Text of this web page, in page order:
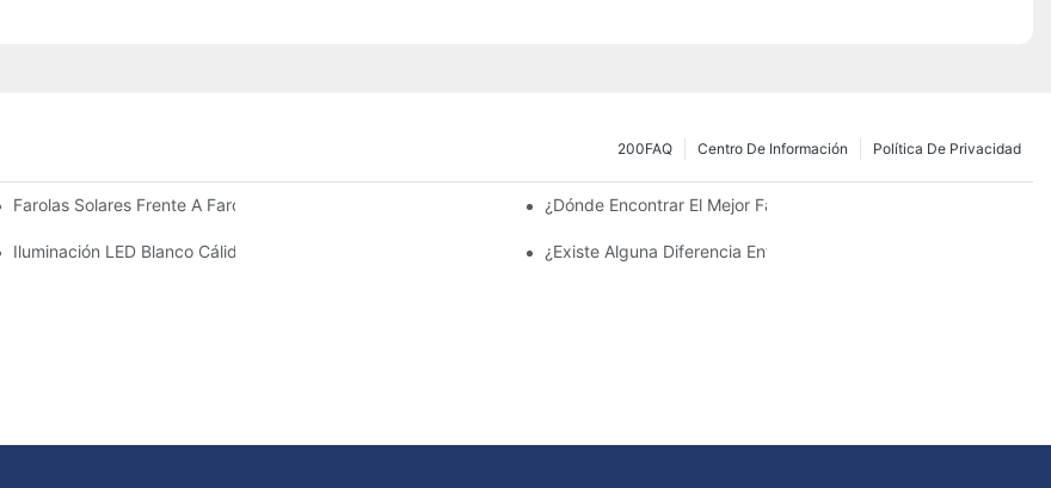
Política De Privacidad
Centro De Información
200FAQ
Farolas Solares Frente A Farolas Tradicionales: Coste, Retorno De La Inversión Y Eficiencia.¿Dónde Encontrar El Mejor Fabricante De Farolas Solares?
Iluminación LED Blanco Cálido Vs. Blanco Suave ¿Existe Alguna Diferencia Entre Las Luces Del Área De